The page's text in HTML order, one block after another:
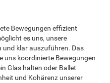
Bewegungen effizient
es uns, unsere
und klar auszuführen. Das
uns koordinierte Bewegungen
Glas halten oder Ballet
und Kohärenz unserer